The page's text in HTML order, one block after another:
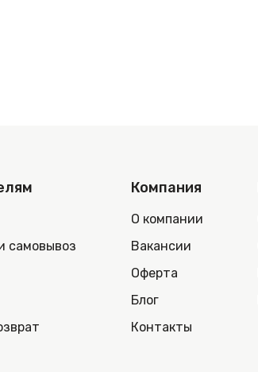
самовывоз
Компания
О компании
Вакансии
Оферта
Блог
Контакты